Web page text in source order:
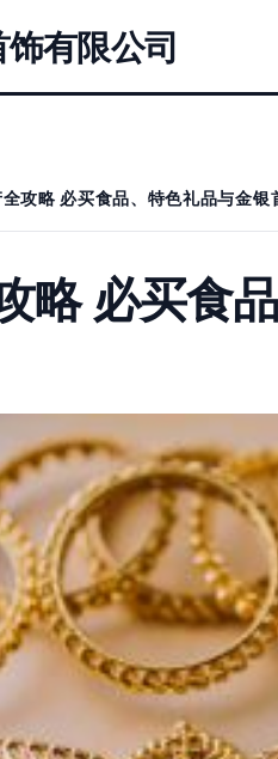
有限公司
攻略 必买食品、特色礼品与金银
略 必买食